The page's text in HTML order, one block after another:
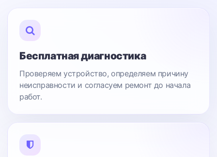
Бесплатная диагностика
Проверяем устройство, определяем причину
неисправности и согласуем ремонт до начала
работ.